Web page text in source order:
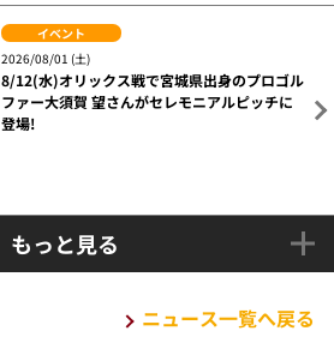
イベント
2026/08/01 (土)
8/12(水)オリックス戦で宮城県出身のプロゴル
ファー大須賀 望さんがセレモニアルピッチに
登場!
もっと見る
ニュース一覧へ戻る